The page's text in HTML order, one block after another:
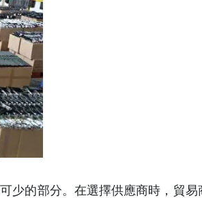
少的部分。在選擇供應商時，貿